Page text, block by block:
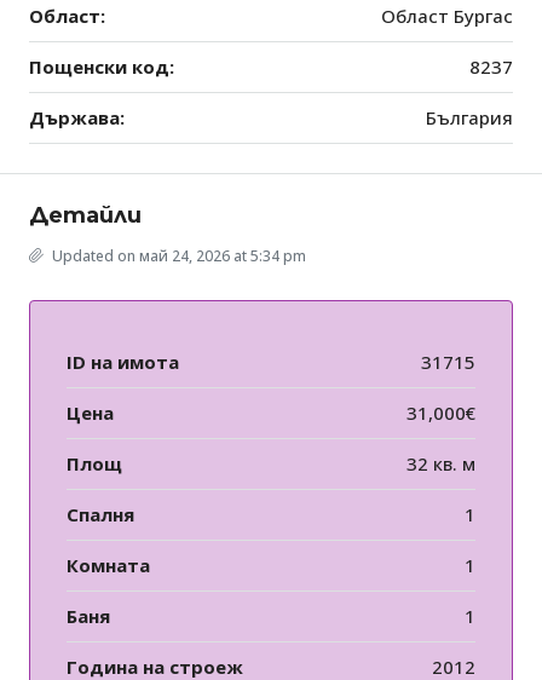
Област: Област Бургас
Пощенски код: 8237
Държава: България
Детайли
Updated on май 24, 2026 at 5:34 pm
ID на имота 31715
Цена 31,000€
Площ 32 кв. м
Спалня 1
Комната 1
Баня 1
Година на строеж 2012